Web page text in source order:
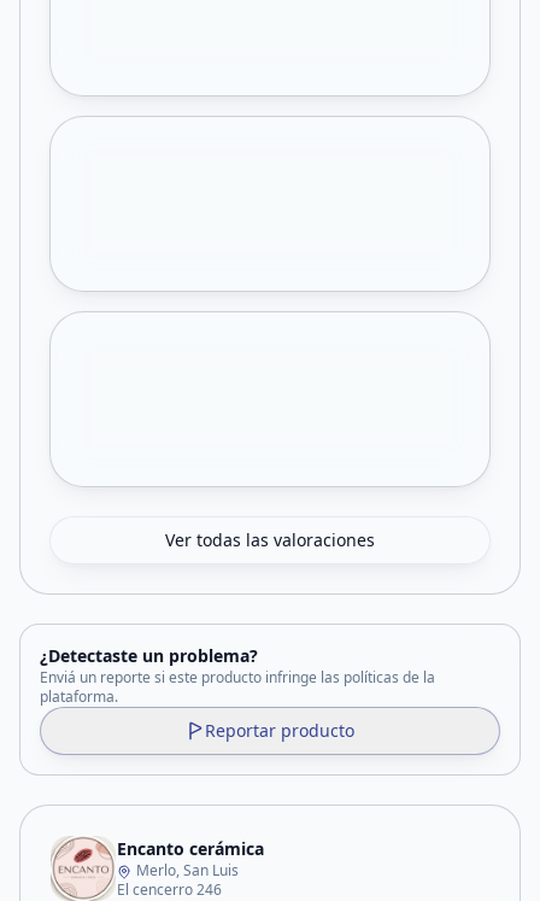
Ver todas las valoraciones
¿Detectaste un problema?
Enviá un reporte si este producto infringe las políticas de la
plataforma.
Reportar producto
Encanto cerámica
Merlo, San Luis
El cencerro 246